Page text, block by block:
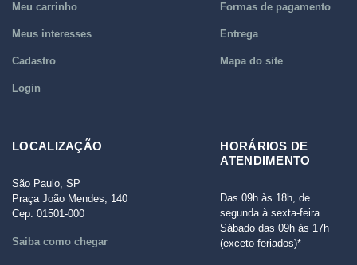
Meu carrinho
Meus interesses
Cadastro
Login
Formas de pagamento
Entrega
Mapa do site
LOCALIZAÇÃO
São Paulo, SP
Praça João Mendes, 140
Cep: 01501-000
Saiba como chegar
HORÁRIOS DE
ATENDIMENTO
Das 09h às 18h, de
segunda à sexta-feira
Sábado das 09h às 17h
(exceto feriados)*